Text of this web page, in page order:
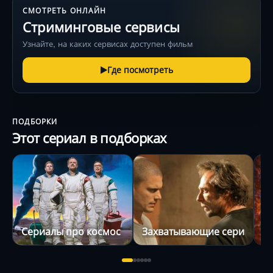
СМОТРЕТЬ ОНЛАЙН
Стриминговые сервисы
Узнайте, на каких сервисах доступен фильм
Где посмотреть
ПОДБОРКИ
Этот сериал в подборках
Сериалы про космос Захватывающие сериалы